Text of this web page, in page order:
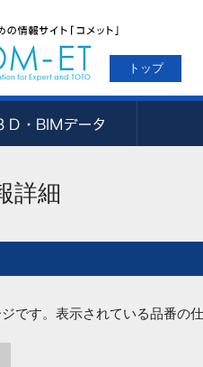
トップ
詳細
です。表示されている品番の